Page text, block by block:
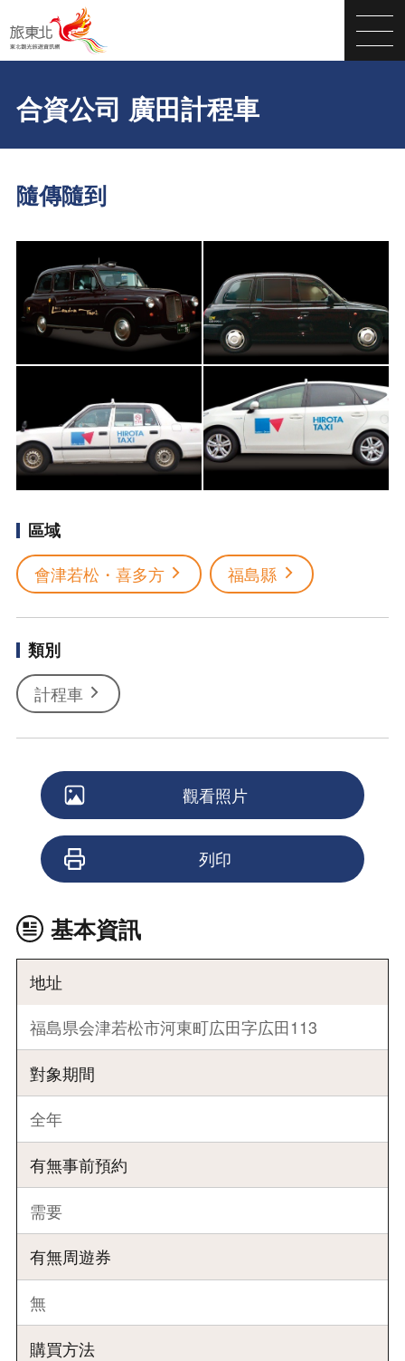
合資公司 廣田計程車
隨傳隨到
區域
會津若松・喜多方
福島縣
類別
計程車
觀看照片
列印
基本資訊
地址
福島県会津若松市河東町広田字広田113
對象期間
全年
有無事前預約
需要
有無周遊券
無
購買方法